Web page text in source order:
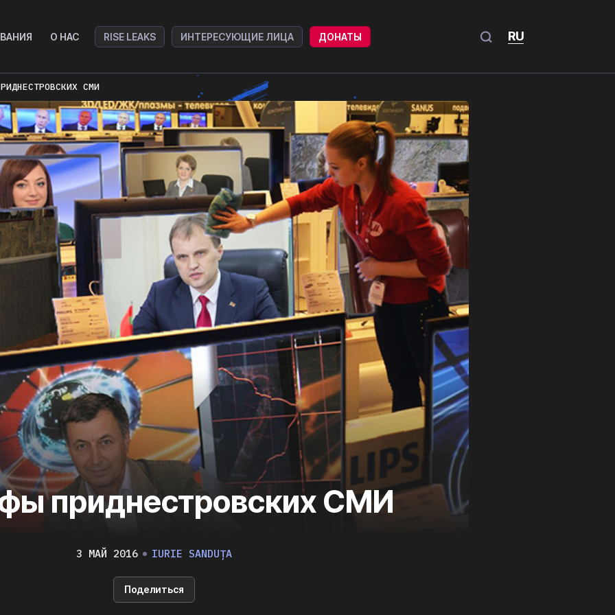
RU
О НАС RISE LEAKS ИНТЕРЕСУЮЩИЕ ЛИЦА ДОНАТЫ
СМИ
приднестровских СМИ
3 МАЙ 2016 IURIE SANDUȚA
Поделиться